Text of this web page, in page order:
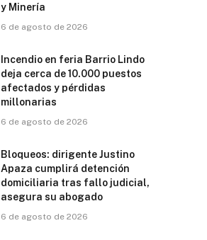
y Minería
6 de agosto de 2026
Incendio en feria Barrio Lindo
deja cerca de 10.000 puestos
afectados y pérdidas
millonarias
6 de agosto de 2026
Bloqueos: dirigente Justino
Apaza cumplirá detención
domiciliaria tras fallo judicial,
asegura su abogado
6 de agosto de 2026